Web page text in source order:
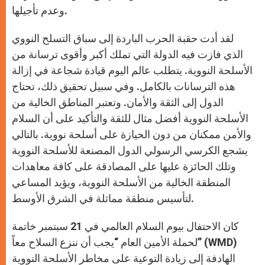
وعدم تأجيلها.
لقد أدت حقبة الحرب الباردة إلى سباق التسلح النووي
الذي فازت فيه الدولة التي تملك أكبر وأقوى ترسانة من
الأسلحة النووية. يتطلب عالم اليوم قيادة شجاعة في إزالة
هذه الترسانات بالكامل. وفي سبيل تحقيق ذلك، تحتاج
الدول إلى الثقة والأمان. وتعتبر المناطق الخالية من
الأسلحة النووية أفضل مثال للثقة والتأكيد على أن السلام
والأمن ممكنان من دون الحيازة على أسلحة نووية. بالتالي
يشجع الكرسي الرسولي الدول المصنعة للأسلحة النووية
وتلك الحائزة عليها على المصادقة على كافة معاهدات
المنطقة الخالية من الأسلحة النووية، ويؤيد المساعي
لتأسيس منطقة مماثلة في الشرق الأوسط.
كان الاحتفال بيوم السلام العالمي في 21 سبتمبر خاتمة
لحملة الأمين العام “يجب أن ننزع السلاح معاً” (WMD)
الهادفة إلى زيادة التوعية على مخاطر الأسلحة النووية